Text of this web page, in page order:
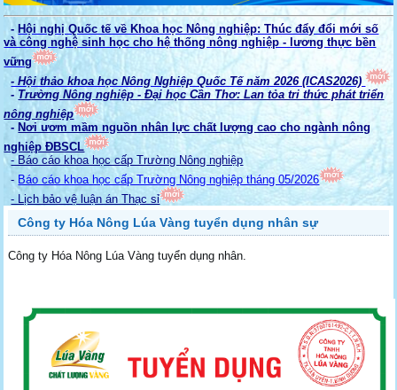
- Hội nghị Quốc tế về Khoa học Nông nghiệp: Thúc đẩy đổi mới số
và công nghệ sinh học cho hệ thống nông nghiệp - lương thực bền
vững
- Hội thảo khoa học Nông Nghiệp Quốc Tế năm 2026 (ICAS2026)
- Trường Nông nghiệp - Đại học Cần Thơ: Lan tỏa tri thức phát triển
nông nghiệp
- Nơi ươm mầm nguồn nhân lực chất lượng cao cho ngành nông
nghiệp ĐBSCL
- Báo cáo khoa học cấp Trường Nông nghiệp
- Báo cáo khoa học cấp Trường Nông nghiệp tháng 05/2026
- Lịch bảo vệ luận án Thạc sỉ
Công ty Hóa Nông Lúa Vàng tuyển dụng nhân sự
Công ty Hóa Nông Lúa Vàng tuyển dụng nhân.